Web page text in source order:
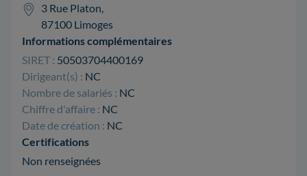
3 Rue Platon,
87100 Limoges
Informations complémentaires
SIRET : 50503704400169
Dirigeant(s) : NC
Nombre de salariés : NC
Chiffre d'affaire : NC
Date de création : NC
Certifications
Non renseignées